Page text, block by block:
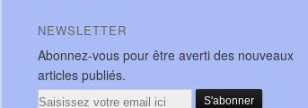
NEWSLETTER
Abonnez-vous pour être averti des nouveaux
articles publiés.
Email